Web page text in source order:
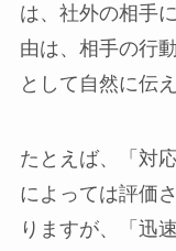
は、社外の相手
由は、相手の行
として自然に伝
たとえば、「対
によっては評価
りますが、「迅